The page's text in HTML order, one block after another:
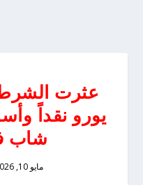
يورو نقداً
شاب
مايو 10, 2026